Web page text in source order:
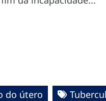
do útero